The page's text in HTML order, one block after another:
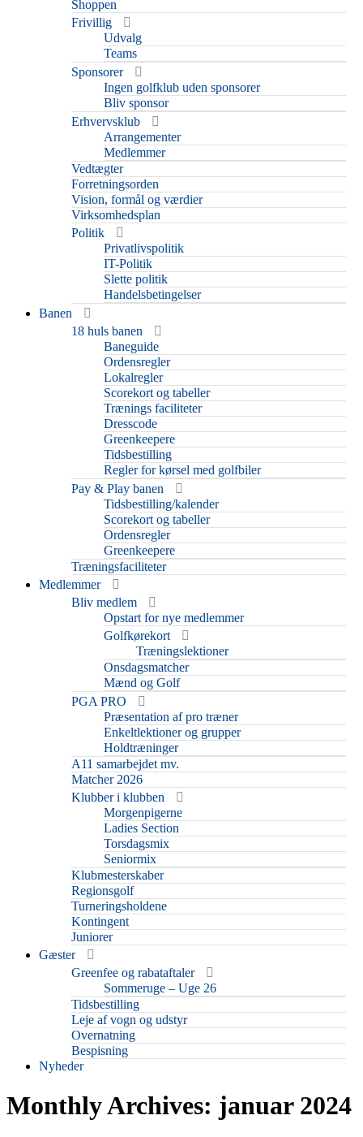
Shoppen
Frivillig
Udvalg
Teams
Sponsorer
Ingen golfklub uden sponsorer
Bliv sponsor
Erhvervsklub
Arrangementer
Medlemmer
Vedtægter
Forretningsorden
Vision, formål og værdier
Virksomhedsplan
Politik
Privatlivspolitik
IT-Politik
Slette politik
Handelsbetingelser
Banen
18 huls banen
Baneguide
Ordensregler
Lokalregler
Scorekort og tabeller
Trænings faciliteter
Dresscode
Greenkeepere
Tidsbestilling
Regler for kørsel med golfbiler
Pay & Play banen
Tidsbestilling/kalender
Scorekort og tabeller
Ordensregler
Greenkeepere
Træningsfaciliteter
Medlemmer
Bliv medlem
Opstart for nye medlemmer
Golfkørekort
Træningslektioner
Onsdagsmatcher
Mænd og Golf
PGA PRO
Præsentation af pro træner
Enkeltlektioner og grupper
Holdtræninger
A11 samarbejdet mv.
Matcher 2026
Klubber i klubben
Morgenpigerne
Ladies Section
Torsdagsmix
Seniormix
Klubmesterskaber
Regionsgolf
Turneringsholdene
Kontingent
Juniorer
Gæster
Greenfee og rabataftaler
Sommeruge – Uge 26
Tidsbestilling
Leje af vogn og udstyr
Overnatning
Bespisning
Nyheder
Monthly Archives: januar 2024